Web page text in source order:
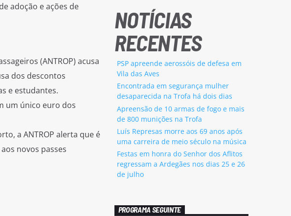
adoção e ações de
(ANTROP) acusa
dos descontos
e estudantes.
um único euro dos
a ANTROP alerta que é
novos passes
NOTÍCIAS
RECENTES
PSP apreende aerossóis de defesa em
Vila das Aves
Encontrada em segurança mulher
desaparecida na Trofa há dois dias
Apreensão de 10 armas de fogo e mais
de 800 munições na Trofa
Luís Represas morre aos 69 anos após
uma carreira de meio século na música
Festas em honra do Senhor dos Aflitos
regressam a Ardegães nos dias 25 e 26
de julho
PROGRAMA SEGUINTE